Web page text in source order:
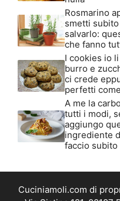
Rosmarino
smetti
salvarlo:
che fanno
I cookies io
burro e
ci crede
perfetti
A me la
tutti i modi,
aggiungo
ingrediente
faccio subito
Cuciniamoli.com di